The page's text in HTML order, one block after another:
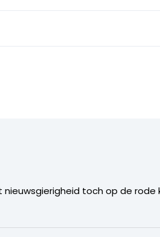
nieuwsgierigheid toch op de